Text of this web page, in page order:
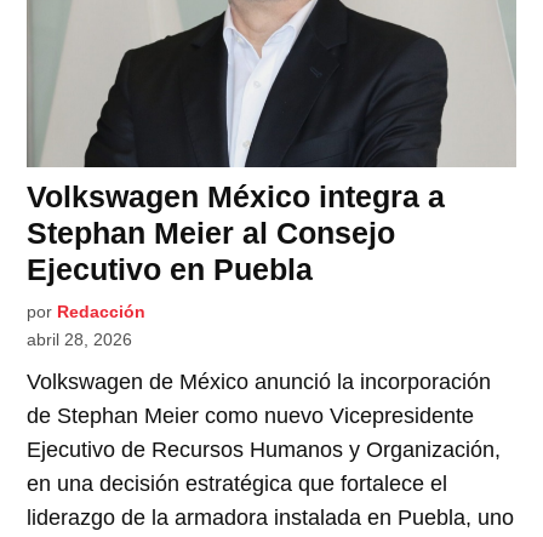
Volkswagen México integra a
Stephan Meier al Consejo
Ejecutivo en Puebla
por Redacción
abril 28, 2026
Volkswagen de México anunció la incorporación
de Stephan Meier como nuevo Vicepresidente
Ejecutivo de Recursos Humanos y Organización,
en una decisión estratégica que fortalece el
liderazgo de la armadora instalada en Puebla, uno